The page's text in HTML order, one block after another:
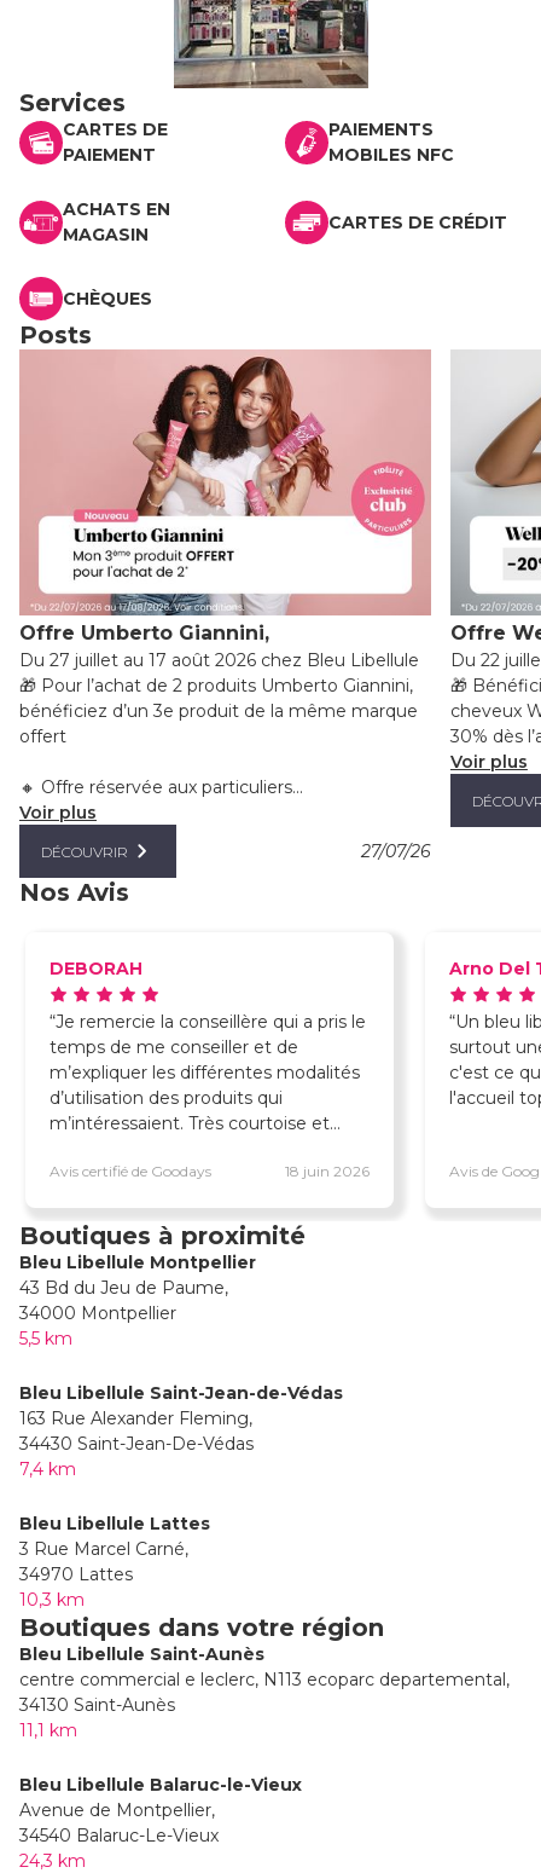
Services
CARTES DE
PAIEMENT
PAIEMENTS
MOBILES NFC
ACHATS EN
MAGASIN
CARTES DE CRÉDIT
CHÈQUES
Posts
Offre Umberto Giannini,
Du 27 juillet au 17 août 2026 chez Bleu Libellule
🎁 Pour l’achat de 2 produits Umberto Giannini,
bénéficiez d’un 3e produit de la même marque
offert
🔸 Offre réservée aux particuliers...
Voir plus
DÉCOUVRIR 27/07/26
Offre
Du 22
🎁
cheveux
30% dès
Voir plus
Nos Avis
DEBORAH
Avis certifié de Goodays 18 juin 2026
Je remercie la conseillère qui a pris le
temps de me conseiller et de
m’expliquer les différentes modalités
d’utilisation des produits qui
m’intéressaient. Très courtoise et
est fan de ce magasin 🤩
Arno Del
Avis de
Un bleu
surtout
c'est ce
l'accueil
Boutiques à proximité
Bleu Libellule Montpellier
43 Bd du Jeu de Paume,
34000 Montpellier
5,5 km
Bleu Libellule Saint-Jean-de-Védas
163 Rue Alexander Fleming,
34430 Saint-Jean-De-Védas
7,4 km
Bleu Libellule Lattes
3 Rue Marcel Carné,
34970 Lattes
10,3 km
Boutiques dans votre région
Bleu Libellule Saint-Aunès
centre commercial e leclerc, N113 ecoparc departemental,
34130 Saint-Aunès
11,1 km
Bleu Libellule Balaruc-le-Vieux
Avenue de Montpellier,
34540 Balaruc-Le-Vieux
24,3 km